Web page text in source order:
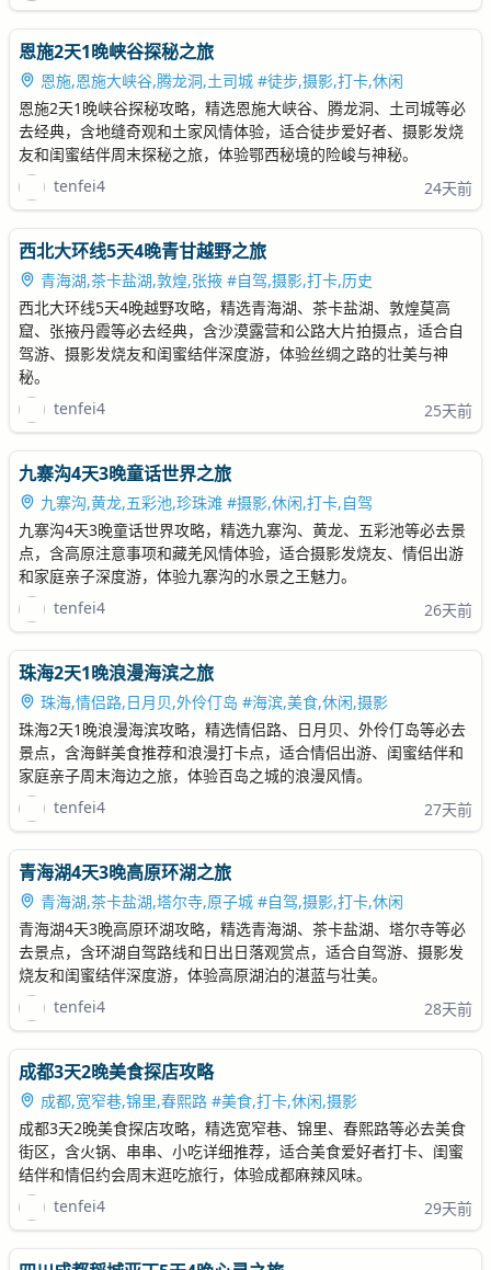
恩施2天1晚峡谷探秘之旅
恩施,恩施大峡谷,腾龙洞,土司城 #徒步,摄影,打卡,休闲
恩施2天1晚峡谷探秘攻略，精选恩施大峡谷、腾龙洞、土司城等必
去经典，含地缝奇观和土家风情体验，适合徒步爱好者、摄影发烧
友和闺蜜结伴周末探秘之旅，体验鄂西秘境的险峻与神秘。
tenfei4
24天前
西北大环线5天4晚青甘越野之旅
青海湖,茶卡盐湖,敦煌,张掖 #自驾,摄影,打卡,历史
西北大环线5天4晚越野攻略，精选青海湖、茶卡盐湖、敦煌莫高
窟、张掖丹霞等必去经典，含沙漠露营和公路大片拍摄点，适合自
驾游、摄影发烧友和闺蜜结伴深度游，体验丝绸之路的壮美与神
秘。
tenfei4
25天前
九寨沟4天3晚童话世界之旅
九寨沟,黄龙,五彩池,珍珠滩 #摄影,休闲,打卡,自驾
九寨沟4天3晚童话世界攻略，精选九寨沟、黄龙、五彩池等必去景
点，含高原注意事项和藏羌风情体验，适合摄影发烧友、情侣出游
和家庭亲子深度游，体验九寨沟的水景之王魅力。
tenfei4
26天前
珠海2天1晚浪漫海滨之旅
珠海,情侣路,日月贝,外伶仃岛 #海滨,美食,休闲,摄影
珠海2天1晚浪漫海滨攻略，精选情侣路、日月贝、外伶仃岛等必去
景点，含海鲜美食推荐和浪漫打卡点，适合情侣出游、闺蜜结伴和
家庭亲子周末海边之旅，体验百岛之城的浪漫风情。
tenfei4
27天前
青海湖4天3晚高原环湖之旅
青海湖,茶卡盐湖,塔尔寺,原子城 #自驾,摄影,打卡,休闲
青海湖4天3晚高原环湖攻略，精选青海湖、茶卡盐湖、塔尔寺等必
去景点，含环湖自驾路线和日出日落观赏点，适合自驾游、摄影发
烧友和闺蜜结伴深度游，体验高原湖泊的湛蓝与壮美。
tenfei4
28天前
成都3天2晚美食探店攻略
成都,宽窄巷,锦里,春熙路 #美食,打卡,休闲,摄影
成都3天2晚美食探店攻略，精选宽窄巷、锦里、春熙路等必去美食
街区，含火锅、串串、小吃详细推荐，适合美食爱好者打卡、闺蜜
结伴和情侣约会周末逛吃旅行，体验成都麻辣风味。
tenfei4
29天前